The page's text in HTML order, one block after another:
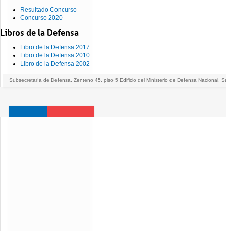
Resultado Concurso
Concurso 2020
Libros de la Defensa
Libro de la Defensa 2017
Libro de la Defensa 2010
Libro de la Defensa 2002
Subsecretaría de Defensa. Zenteno 45, piso 5 Edificio del Ministerio de Defensa Nacional.